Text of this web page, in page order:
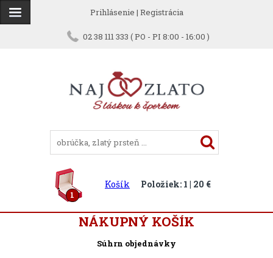
Prihlásenie | Registrácia
02 38 111 333 ( PO - PI 8:00 - 16:00 )
1
Košík Položiek: 1 | 20 €
NÁKUPNÝ KOŠÍK
Súhrn objednávky